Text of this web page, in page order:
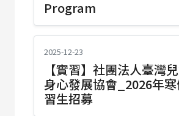
Program
2025-12-23
【實習】社團法人臺灣
身心發展協會_2026年
習生招募